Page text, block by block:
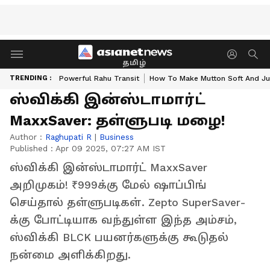
தமிழ்
TRENDING : Powerful Rahu Transit How To Make Mutton Soft And
ஸ்விக்கி இன்ஸ்டாமார்ட்
MaxxSaver: தள்ளுபடி மழை!
Author : Raghupati R | Business
Published : Apr 09 2025, 07:27 AM IST
ஸ்விக்கி இன்ஸ்டாமார்ட் MaxxSaver
அறிமுகம்! ₹999க்கு மேல் ஷாப்பிங்
செய்தால் தள்ளுபடிகள். Zepto SuperSaver-
க்கு போட்டியாக வந்துள்ள இந்த அம்சம்,
ஸ்விக்கி BLCK பயனர்களுக்கு கூடுதல்
நன்மை அளிக்கிறது.